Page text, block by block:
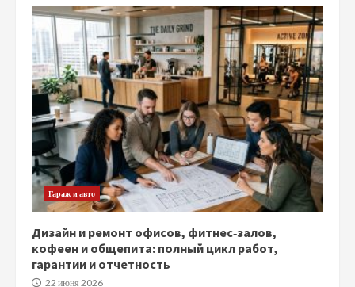
Гараж и авто
Дизайн и ремонт офисов, фитнес‑залов,
кофеен и общепита: полный цикл работ,
гарантии и отчетность
22 июня 2026